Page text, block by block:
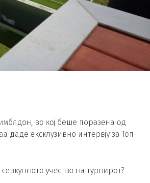
во кој беше поразена од
даде ексклузивно интервју за Топ-
учество на турнирот?